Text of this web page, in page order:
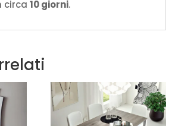
circa 10 giorni.